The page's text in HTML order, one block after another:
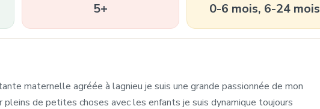
5+ 0-6 mois, 6-24 mois
maternelle agréée à lagnieu je suis une grande passionnée de mon
de petites choses avec les enfants je suis dynamique toujours